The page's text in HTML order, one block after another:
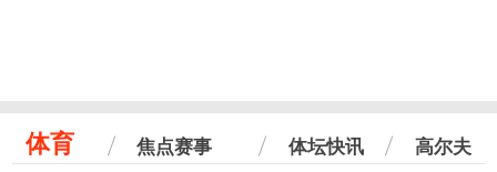
体育 焦点赛事 体坛快讯 高尔夫